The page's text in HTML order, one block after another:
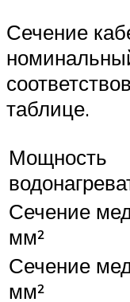
Сечение
таблице.
Мощность
Сечение
мм²
Сечение
мм²